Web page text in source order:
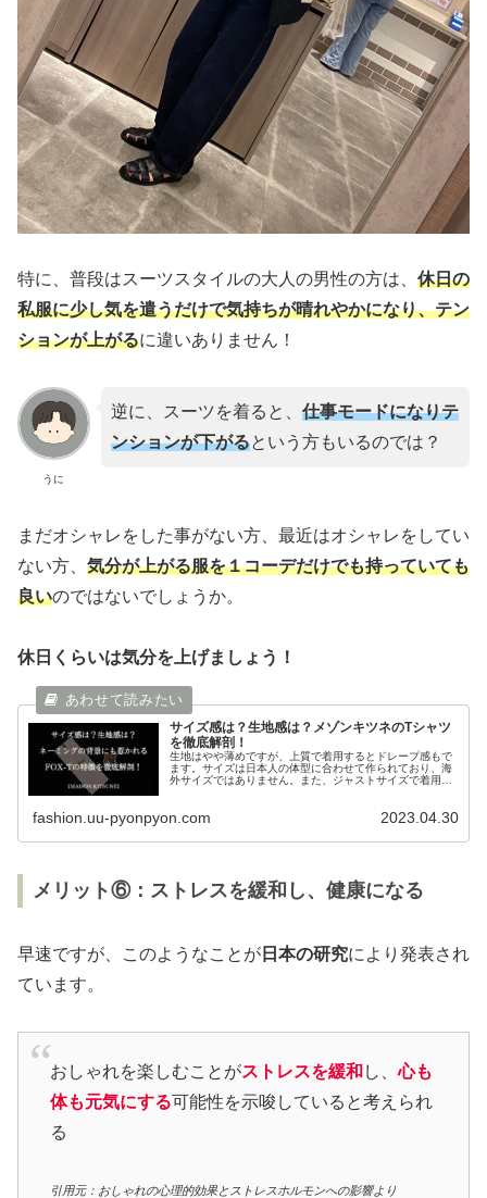
特に、普段はスーツスタイルの大人の男性の方は、 休日の
私服に少し気を遣うだけで気持ちが晴れやかになり、テン
ションが上がるに違いありません！
うに
逆に、スーツを着ると、 仕事モードになりテ
ンションが下がるという方もいるのでは？
まだオシャレをした事がない方、最近はオシャレをしてい
ない方、 気分が上がる服を１コーデだけでも持っていても
良いのではないでしょうか。
休日くらいは気分を上げましょう！
サイズ感は？生地感は？メゾンキツネのTシャツ
を徹底解剖！
生地はやや薄めですが、上質で着用するとドレープ感もで
ます。サイズは日本人の体型に合わせて作られており、海
外サイズではありません。また、ジャストサイズで着用す
fashion.uu-pyonpyon.com 2023.04.30
メリット⑥：ストレスを緩和し、健康になる
早速ですが、このようなことが 日本の研究により発表され
ています。
おしゃれを楽しむことがストレスを緩和 し、心も
体も元気にする可能性を示唆していると考えられ
る
引用元：おしゃれの心理的効果とストレスホルモンへの影響より